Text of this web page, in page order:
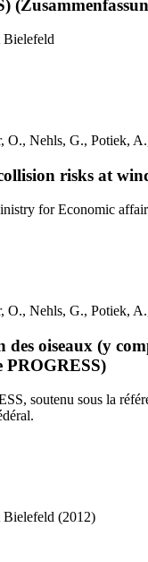
Nehls, G., Potiek,
risks at
for Economic
Nehls, G., Potiek,
oiseaux (y
PROGRESS)
soutenu sous la
(2012)